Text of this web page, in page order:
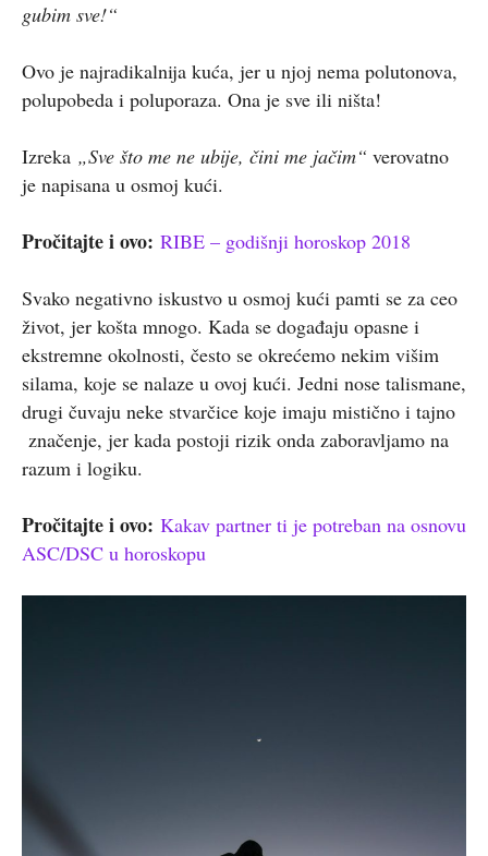
gubim sve!“
Ovo je najradikalnija kuća, jer u njoj nema polutonova,
polupobeda i poluporaza. Ona je sve ili ništa!
Izreka „Sve što me ne ubije, čini me jačim“ verovatno
je napisana u osmoj kući.
Pročitajte i ovo: RIBE – godišnji horoskop 2018
Svako negativno iskustvo u osmoj kući pamti se za ceo
život, jer košta mnogo. Kada se događaju opasne i
ekstremne okolnosti, često se okrećemo nekim višim
silama, koje se nalaze u ovoj kući. Jedni nose talismane,
drugi čuvaju neke stvarčice koje imaju mistično i tajno
značenje, jer kada postoji rizik onda zaboravljamo na
razum i logiku.
Pročitajte i ovo: Kakav partner ti je potreban na osnovu
ASC/DSC u horoskopu